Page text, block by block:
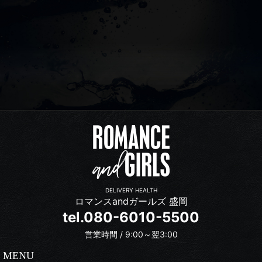
DELIVERY HEALTH
ロマンスandガールズ 盛岡
tel.080-6010-5500
営業時間 / 9:00～翌3:00
MENU